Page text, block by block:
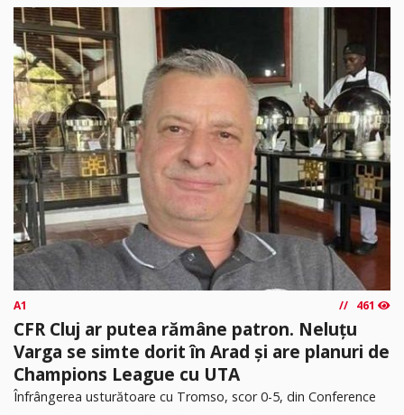
A1 461
CFR Cluj ar putea rămâne patron. Neluțu
Varga se simte dorit în Arad și are planuri de
Champions League cu UTA
Înfrângerea usturătoare cu Tromso, scor 0-5, din Conference